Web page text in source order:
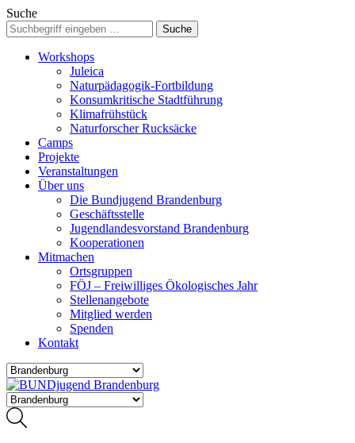
Suche
Workshops
Juleica
Naturpädagogik-Fortbildung
Konsumkritische Stadtführung
Klimafrühstück
Naturforscher Rucksäcke
Camps
Projekte
Veranstaltungen
Über uns
Die Bundjugend Brandenburg
Geschäftsstelle
Jugendlandesvorstand Brandenburg
Kooperationen
Mitmachen
Ortsgruppen
FÖJ – Freiwilliges Ökologisches Jahr
Stellenangebote
Mitglied werden
Spenden
Kontakt